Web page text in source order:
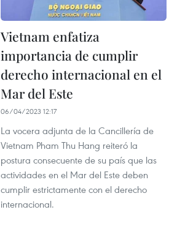
Vietnam enfatiza
importancia de cumplir
derecho internacional en el
Mar del Este
06/04/2023 12:17
La vocera adjunta de la Cancillería de
Vietnam Pham Thu Hang reiteró la
postura consecuente de su país que las
actividades en el Mar del Este deben
cumplir estrictamente con el derecho
internacional.